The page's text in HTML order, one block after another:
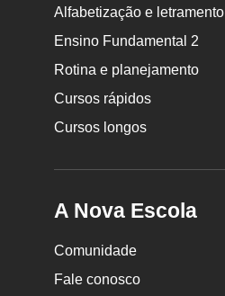
Alfabetização e letramento
Ensino Fundamental 2
Rotina e planejamento
Cursos rápidos
Cursos longos
A Nova Escola
Comunidade
Fale conosco